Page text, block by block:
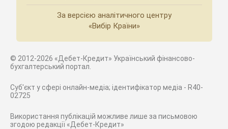
За версією аналітичного центру
«Вибір Країни»
© 2012-2026 «Дебет-Кредит» Український фінансово-
бухгалтерський портал.
Суб'єкт у сфері онлайн-медіа; ідентифікатор медіа - R40-
02725
Використання публікацій можливе лише за письмовою
згодою редакції «Дебет-Кредит»